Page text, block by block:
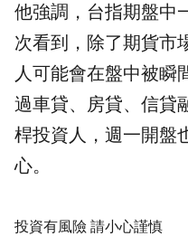
他強調，台指期盤中
次看到，除了期貨市
人可能會在盤中被瞬
過車貸、房貸、信貸
桿投資人，週一開盤
心。
投資有風險 請小心謹慎